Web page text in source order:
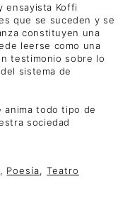
ensayista Koffi
que se suceden y se
constituyen una
leerse como una
testimonio sobre lo
sistema de
anima todo tipo de
sociedad
, Poesía,Teatro